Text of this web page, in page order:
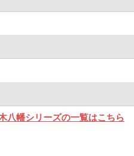
八幡シリーズの一覧はこちら